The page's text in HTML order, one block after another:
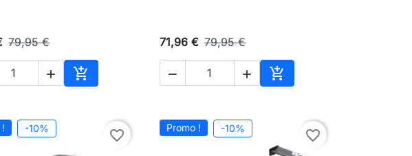
79,95 €
 
Ajouter au panier
71,96 € 79,95 €
  
Ajouter au panier
-10% favorite_border Promo ! -10% favorite_border